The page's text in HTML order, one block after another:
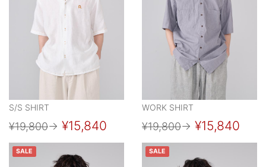
S/S SHIRT
¥19,800→ ¥15,840
WORK SHIRT
¥19,800→ ¥15,840
SALE SALE